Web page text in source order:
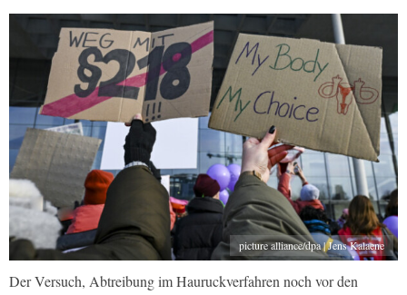
picture alliance/dpa | Jens Kalaene
Der Versuch, Abtreibung im Hauruckverfahren noch vor den